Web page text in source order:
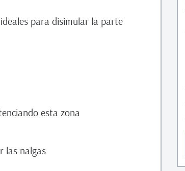
ideales para disimular la parte
esta zona
las nalgas